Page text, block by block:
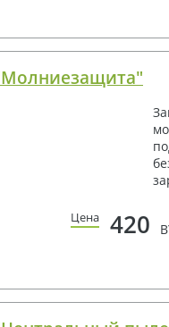
Цена 420